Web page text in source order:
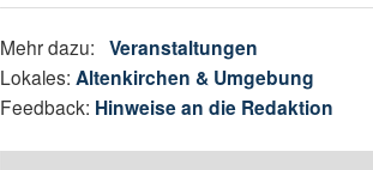
Mehr dazu:Veranstaltungen
Lokales:Altenkirchen & Umgebung
Feedback: Hinweise an die Redaktion